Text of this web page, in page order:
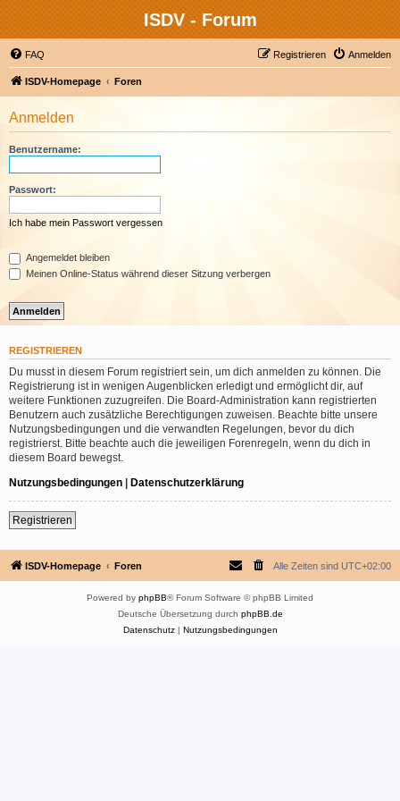
ISDV - Forum
FAQ Anmelden
Registrieren
ISDV-Homepage Foren
Anmelden
Benutzername:
Passwort:
Ich habe mein Passwort vergessen
Angemeldet bleiben
Meinen Online-Status während dieser Sitzung verbergen
REGISTRIEREN
Du musst in diesem Forum registriert sein, um dich anmelden zu können. Die
Registrierung ist in wenigen Augenblicken erledigt und ermöglicht dir, auf
weitere Funktionen zuzugreifen. Die Board-Administration kann registrierten
Benutzern auch zusätzliche Berechtigungen zuweisen. Beachte bitte unsere
Nutzungsbedingungen und die verwandten Regelungen, bevor du dich
registrierst. Bitte beachte auch die jeweiligen Forenregeln, wenn du dich in
diesem Board bewegst.
Nutzungsbedingungen | Datenschutzerklärung
Registrieren
ISDV-Homepage Foren Alle Zeiten sind UTC+02:00
Powered by phpBB® Forum Software © phpBB Limited
Deutsche Übersetzung durch phpBB.de
Datenschutz| Nutzungsbedingungen